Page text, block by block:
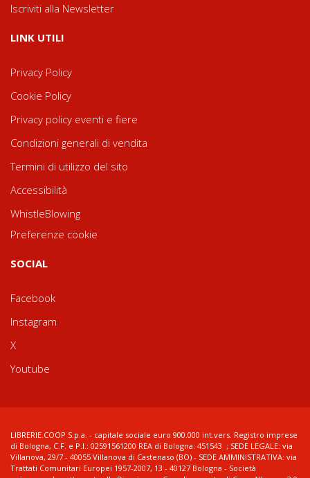
Iscriviti alla Newsletter
LINK UTILI
Privacy Policy
Cookie Policy
Privacy policy eventi e fiere
Condizioni generali di vendita
Termini di utilizzo del sito
Accessibilità
WhistleBlowing
Preferenze cookie
SOCIAL
Facebook
Instagram
X
Youtube
LIBRERIE.COOP S.p.a. - capitale sociale euro 900.000 int.vers. Registro imprese
di Bologna, C.F. e P.I.: 02591561200 REA di Bologna: 451543 ; SEDE LEGALE: via
Villanova, 29/7 - 40055 Villanova di Castenaso (BO) - SEDE AMMINISTRATIVA: via
Trattati Comunitari Europei 1957-2007, 13 - 40127 Bologna - Società